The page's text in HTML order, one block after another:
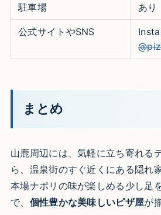
駐車場 あり
公式サイトやSNS
まとめ
山鹿周辺には、気軽に立ち寄れる
ら、温泉街のすぐ近くにある隠れ
本場ナポリの味が楽しめる少し足
で、 個性豊かな美味しいピザ屋が